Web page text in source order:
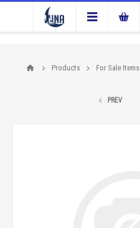
Products For Sale Items
PREV